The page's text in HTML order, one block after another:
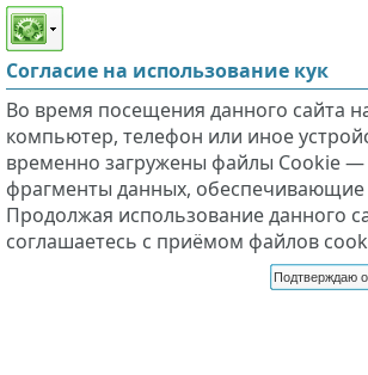
Этот сайт поддерживает
слабовидящих
Согласие на использование кук
Во время посещения данного сайта
компьютер, телефон или иное
временно загружены файлы Cookie
фрагменты данных, обеспечивающие
Продолжая использование данного
соглашаетесь с приёмом файлов
Подтверждаю